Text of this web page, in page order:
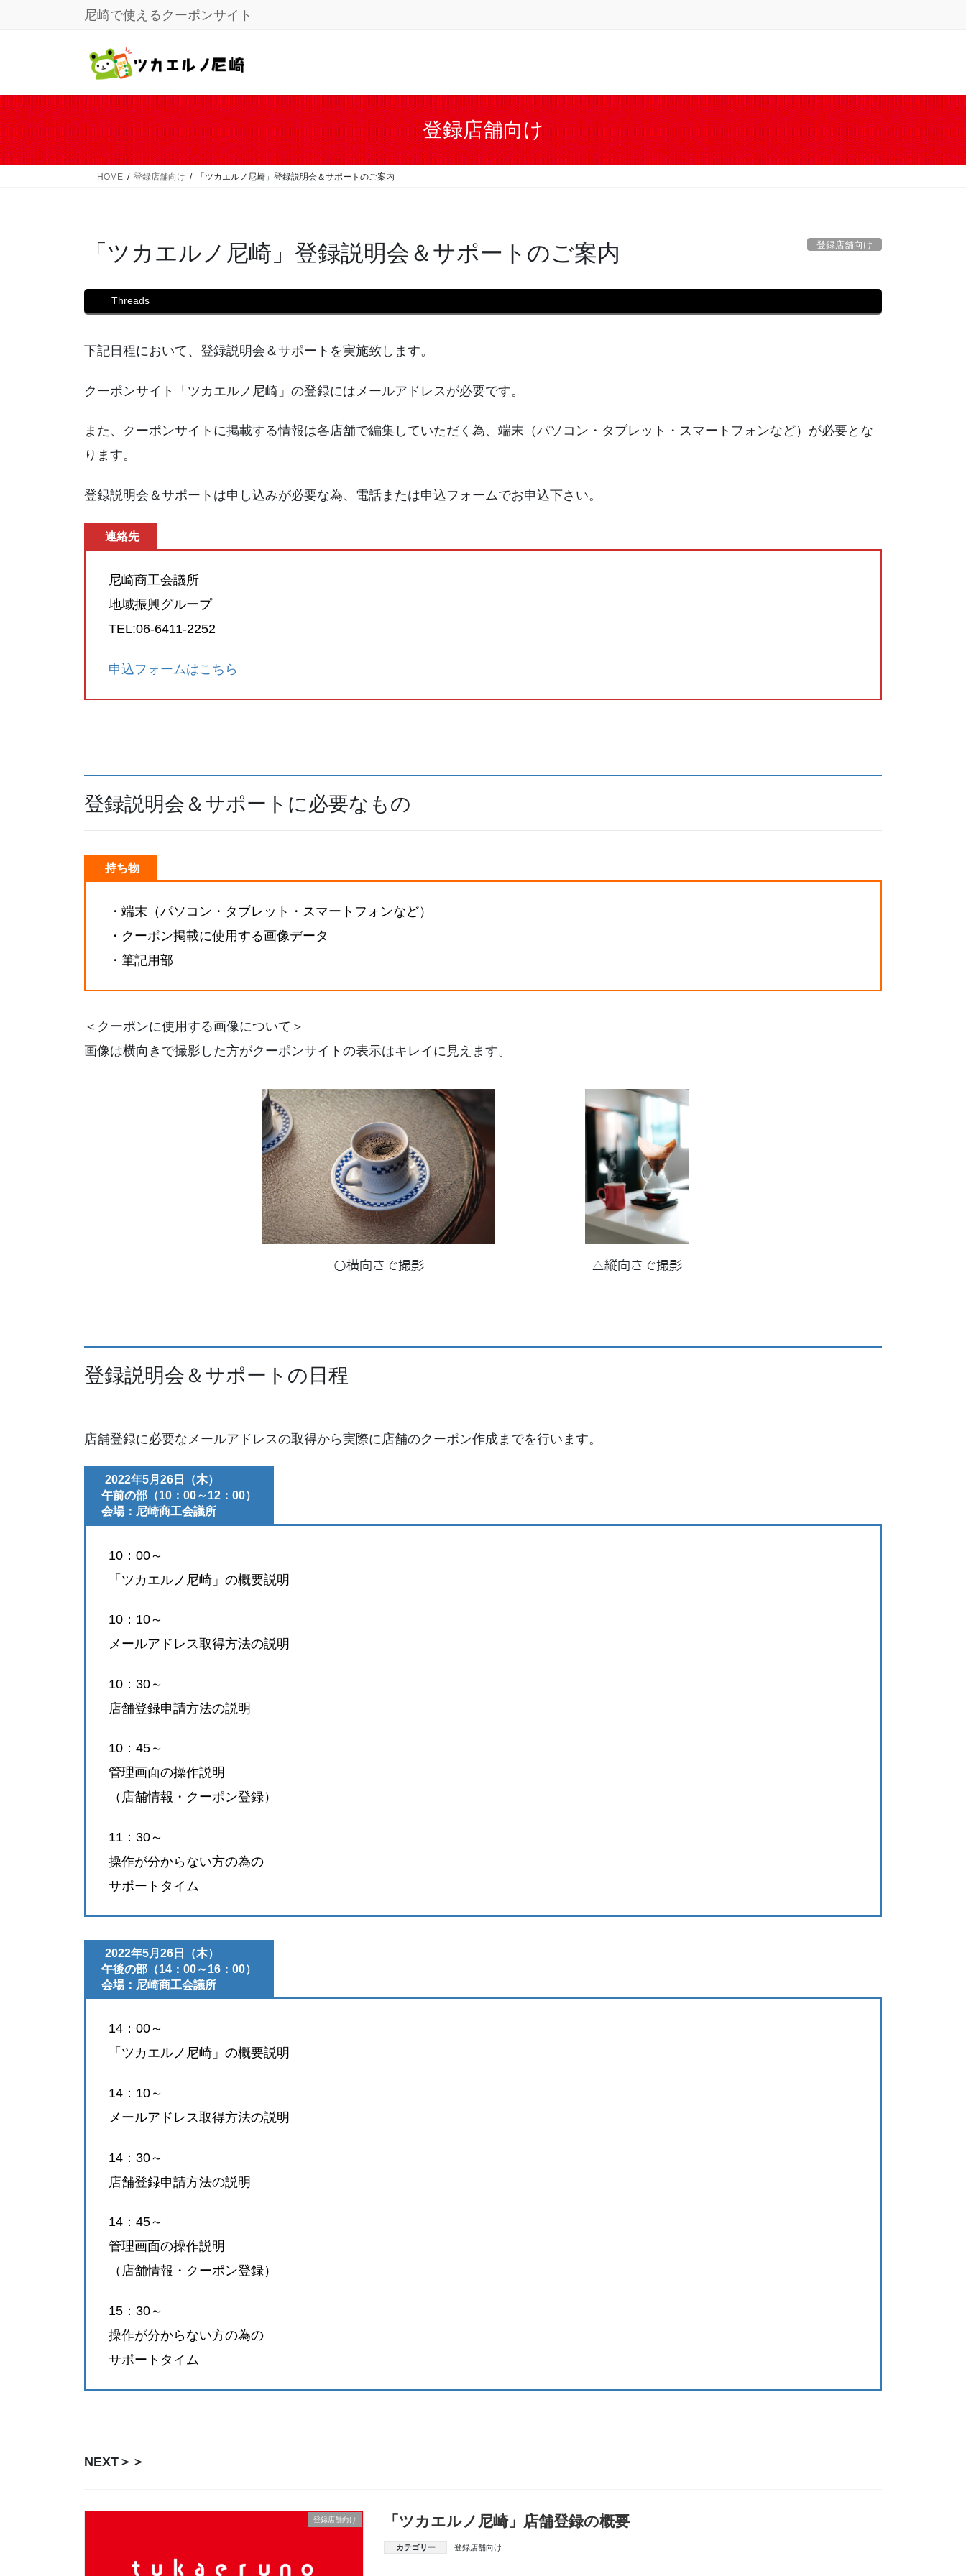
に
移
動
ョ
ン
に
移
動
尼崎で使えるクーポンサイト
登録店舗向け
HOME 登録店舗向け 「ツカエルノ尼崎」登録説明会＆サポートのご案内
登録店舗向け
「ツカエルノ尼崎」登録説明会＆サポートのご案内
Threads
下記日程において、登録説明会＆サポートを実施致します。
クーポンサイト「ツカエルノ尼崎」の登録にはメールアドレスが必要です。
また、クーポンサイトに掲載する情報は各店舗で編集していただく為、端末（パソコン・タブレット・スマートフォンなど）が必要とな
ります。
登録説明会＆サポートは申し込みが必要な為、電話または申込フォームでお申込下さい。
連絡先
尼崎商工会議所
地域振興グループ
TEL:06-6411-2252
申込フォームはこちら
登録説明会＆サポートに必要なもの
持ち物
・端末（パソコン・タブレット・スマートフォンなど）
・クーポン掲載に使用する画像データ
・筆記用部
＜クーポンに使用する画像について＞
画像は横向きで撮影した方がクーポンサイトの表示はキレイに見えます。
登録説明会＆サポートの日程
店舗登録に必要なメールアドレスの取得から実際に店舗のクーポン作成までを行います。
2022年5月26日（木）
午前の部 （10：00～12：00）
会場：尼崎商工会議所
10：00～
「ツカエルノ尼崎」の概要説明
10：10～
メールアドレス取得方法の説明
10：30～
店舗登録申請方法の説明
10：45～
管理画面の操作説明
（店舗情報・クーポン登録）
11：30～
操作が分からない方の為の
サポートタイム
2022年5月26日（木）
午後の部 （14：00～16：00）
会場：尼崎商工会議所
14：00～
「ツカエルノ尼崎」の概要説明
14：10～
メールアドレス取得方法の説明
14：30～
店舗登録申請方法の説明
14：45～
管理画面の操作説明
（店舗情報・クーポン登録）
15：30～
操作が分からない方の為の
サポートタイム
NEXT＞＞
登録店舗向け 「ツカエルノ尼崎」店舗登録の概要
カテゴリー 登録店舗向け